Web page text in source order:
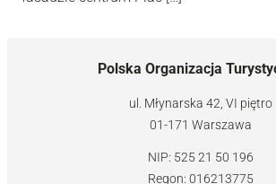
Polska Organizacja
ul. Młynarska 42, VI piętro
01-171 Warszawa
NIP: 525 21 50 196
Regon: 016213775